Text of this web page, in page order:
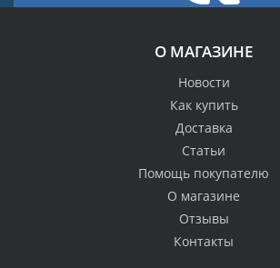
О МАГАЗИНЕ
Новости
Как купить
Доставка
Статьи
Помощь покупателю
О магазине
Отзывы
Контакты